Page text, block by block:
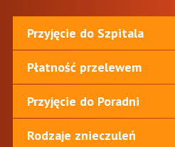
Przyjęcie do Szpitala
Płatność przelewem
Przyjęcie do Poradni
Rodzaje znieczuleń